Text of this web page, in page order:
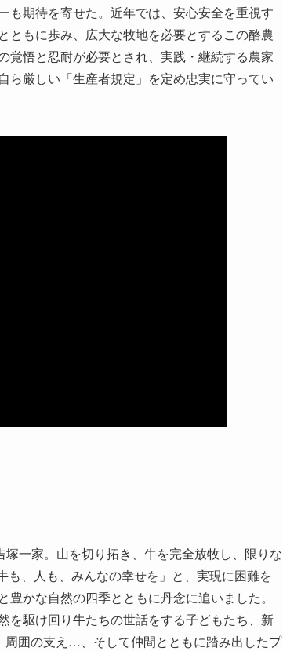
も期待を寄せた。近年では、安心安全を重視す
ともに歩み、広大な牧地を必要とするこの酪農
覚悟と忍耐が必要とされ、実践・継続する農家
ら厳しい「生産者規定」を定め忠実に守ってい
一家。山を切り拓き、牛を完全放牧し、限りな
も、人も、みんなの幸せを」と、実現に困難を
かな自然の四季とともに丹念に追いました。
を駆け回り牛たちの世話をする子どもたち、新
周囲の支え…、そして仲間とともに踏み出したプ